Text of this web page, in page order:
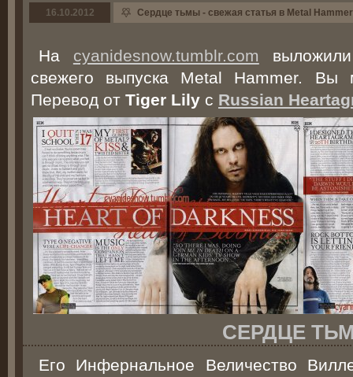
16.10.2012 Сердце тьмы - свежая статья в Metal Hammer
На cyanidesnow.tumblr.com
свежего выпуска Metal Hammer. Вы
Перевод от Tiger Lily с Russian
CЕРДЦЕ
Его Инфернальное Величество